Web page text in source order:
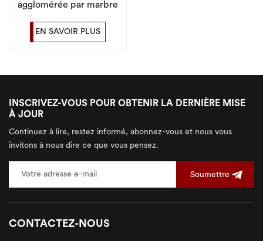
agglomérée par marbre
du client pour le fond de
TV
EN SAVOIR PLUS
INSCRIVEZ-VOUS POUR OBTENIR LA DERNIÈRE MISE
À JOUR
Continuez à lire, restez informé, abonnez-vous et nous vous
invitons à nous dire ce que vous pensez.
Soumettre
CONTACTEZ-NOUS